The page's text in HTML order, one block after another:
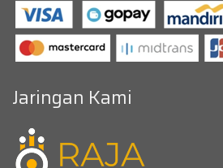
Jaringan Kami